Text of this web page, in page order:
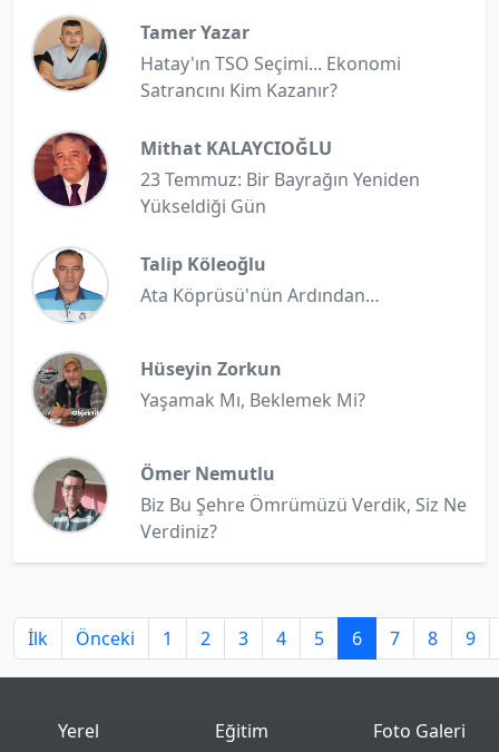
Tamer Yazar
Hatay'ın TSO Seçimi... Ekonomi
Satrancını Kim Kazanır?
Mithat KALAYCIOĞLU
23 Temmuz: Bir Bayrağın Yeniden
Yükseldiği Gün
Talip Köleoğlu
Ata Köprüsü'nün Ardından…
Hüseyin Zorkun
Yaşamak Mı, Beklemek Mi?
Ömer Nemutlu
Biz Bu Şehre Ömrümüzü Verdik, Siz Ne
Verdiniz?
İlk Önceki 1 2 3 4 5 6 7 8 9
Yerel
Eğitim
Foto Galeri